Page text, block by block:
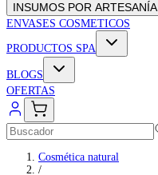
INSUMOS POR ARTESANÍA
ENVASES COSMETICOS
PRODUCTOS SPA
BLOGS
OFERTAS
Cosmética natural
/